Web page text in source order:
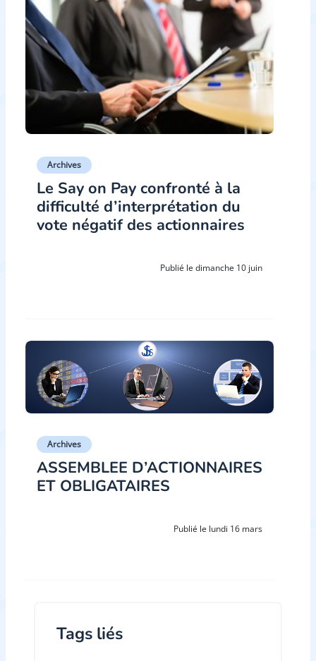
Archives
Le Say on Pay confronté à la
difficulté d’interprétation du
vote négatif des actionnaires
Publié le dimanche 10 juin
Archives
ASSEMBLEE D’ACTIONNAIRES
ET OBLIGATAIRES
Publié le lundi 16 mars
Tags liés